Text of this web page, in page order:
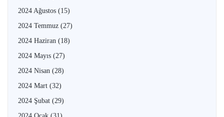
2024 Ağustos (15)
2024 Temmuz (27)
2024 Haziran (18)
2024 Mayıs (27)
2024 Nisan (28)
2024 Mart (32)
2024 Şubat (29)